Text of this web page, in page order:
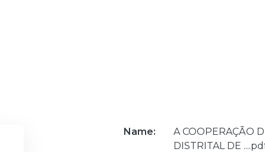
Name:
A COOPERAÇÃO
DISTRITAL DE